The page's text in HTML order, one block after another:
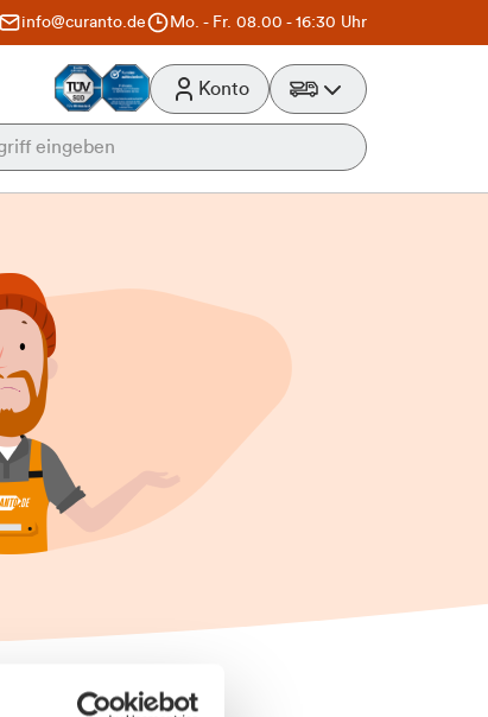
info@curanto.de Mo. - Fr. 08.00 - 16:30 Uhr
Konto